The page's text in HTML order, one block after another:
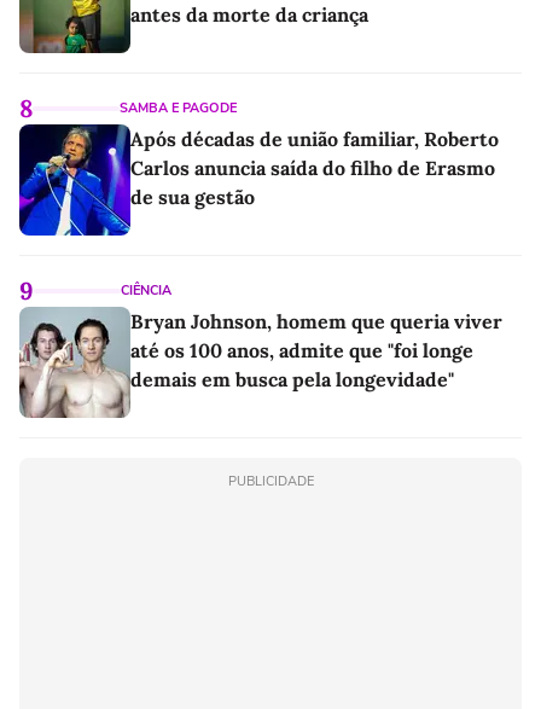
antes da morte da criança
8 SAMBA E PAGODE
Após décadas de união familiar, Roberto
Carlos anuncia saída do filho de Erasmo
de sua gestão
9 CIÊNCIA
Bryan Johnson, homem que queria viver
até os 100 anos, admite que "foi longe
demais em busca pela longevidade"
PUBLICIDADE